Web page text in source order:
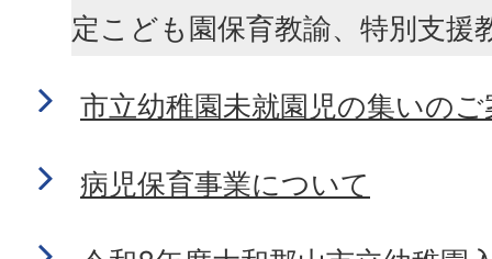
定こども園保育教諭、特別支援
市立幼稚園未就園児の集いのご
病児保育事業について